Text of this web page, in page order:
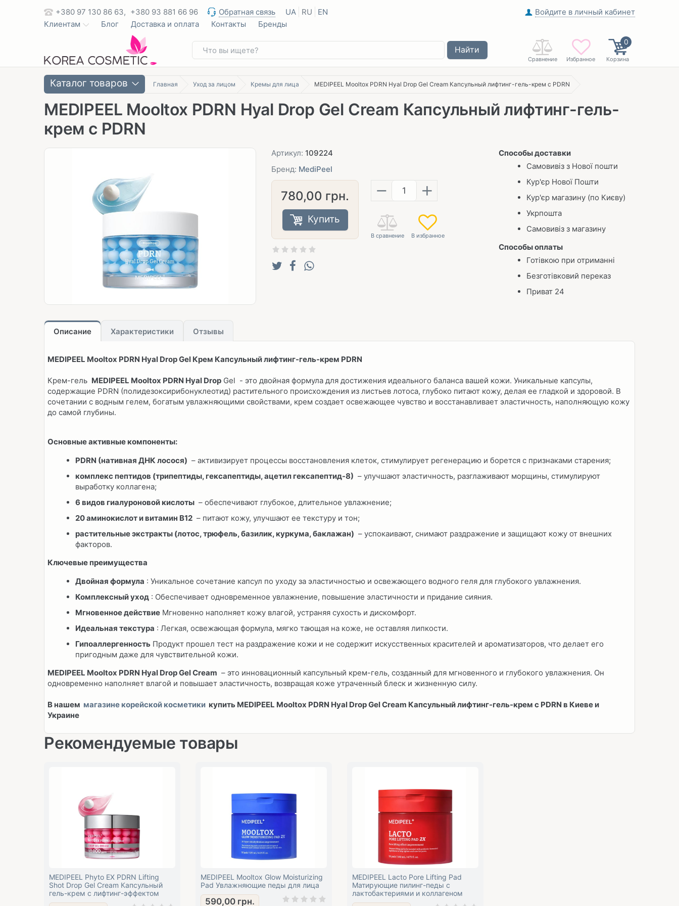
+380 97 130 86 63, +380 93 881 66 96 Обратная связь UA RU EN
Войдите в личный кабинет
Клиентам
Блог Доставка и оплата Контакты Бренды
0
Корзина
Избранное
Сравнение
Найти
Каталог товаров Главная Уход за лицом Кремы для лица MEDIPEEL Mooltox PDRN Hyal Drop Gel Cream Капсульный лифтинг-гель-крем с PDRN
MEDIPEEL Mooltox PDRN Hyal Drop Gel Cream Капсульный лифтинг-гель-
крем с PDRN
Артикул: 109224
Бренд: MediPeel
780,00 грн.
Купить
− +
Способы доставки
Самовивіз з Нової пошти
Кур'єр Нової Пошти
Кур'єр магазину (по Києву)
Укрпошта
Самовивіз з магазину
Способы оплаты
Готівкою при отриманні
Безготівковий переказ
Приват 24
Описание Характеристики Отзывы
MEDIPEEL Mooltox PDRN Hyal Drop Gel Крем Капсульный лифтинг-гель-крем PDRN
Крем-гель MEDIPEEL Mooltox PDRN Hyal Drop Gel - это двойная формула для достижения идеального баланса вашей кожи. Уникальные капсулы,
содержащие PDRN (полидезоксирибонуклеотид) растительного происхождения из листьев лотоса, глубоко питают кожу, делая ее гладкой и здоровой. В
сочетании с водным гелем, богатым увлажняющими свойствами, крем создает освежающее чувство и восстанавливает эластичность, наполняющую кожу
до самой глубины.
Основные активные компоненты:
PDRN (нативная ДНК лосося) – активизирует процессы восстановления клеток, стимулирует регенерацию и борется с признаками старения;
комплекс пептидов (трипептиды, гексапептиды, ацетил гексапептид-8) – улучшают эластичность, разглаживают морщины, стимулируют
выработку коллагена;
6 видов гиалуроновой кислоты – обеспечивают глубокое, длительное увлажнение;
20 аминокислот и витамин B12 – питают кожу, улучшают ее текстуру и тон;
растительные экстракты (лотос, трюфель, базилик, куркума, баклажан) – успокаивают, снимают раздражение и защищают кожу от внешних
факторов.
Ключевые преимущества
Двойная формула : Уникальное сочетание капсул по уходу за эластичностью и освежающего водного геля для глубокого увлажнения.
Комплексный уход : Обеспечивает одновременное увлажнение, повышение эластичности и придание сияния.
Мгновенное действие Мгновенно наполняет кожу влагой, устраняя сухость и дискомфорт.
Идеальная текстура : Легкая, освежающая формула, мягко тающая на коже, не оставляя липкости.
Гипоаллергенность Продукт прошел тест на раздражение кожи и не содержит искусственных красителей и ароматизаторов, что делает его
пригодным даже для чувствительной кожи.
MEDIPEEL Mooltox PDRN Hyal Drop Gel Cream – это инновационный капсульный крем-гель, созданный для мгновенного и глубокого увлажнения. Он
одновременно наполняет влагой и повышает эластичность, возвращая коже утраченный блеск и жизненную силу.
В нашем магазине корейской косметики купить MEDIPEEL Mooltox PDRN Hyal Drop Gel Cream Капсульный лифтинг-гель-крем с PDRN в Киеве и
Украине
Рекомендуемые товары
MEDIPEEL Phyto EX PDRN Lifting
Shot Drop Gel Cream Капсульный
гель-крем с лифтинг-эффектом
MEDIPEEL Mooltox Glow Moisturizing
Pad Увлажняющие педы для лица
590,00 грн.
MEDIPEEL Lacto Pore Lifting Pad
Матирующие пилинг-педы с
лактобактериями и коллагеном